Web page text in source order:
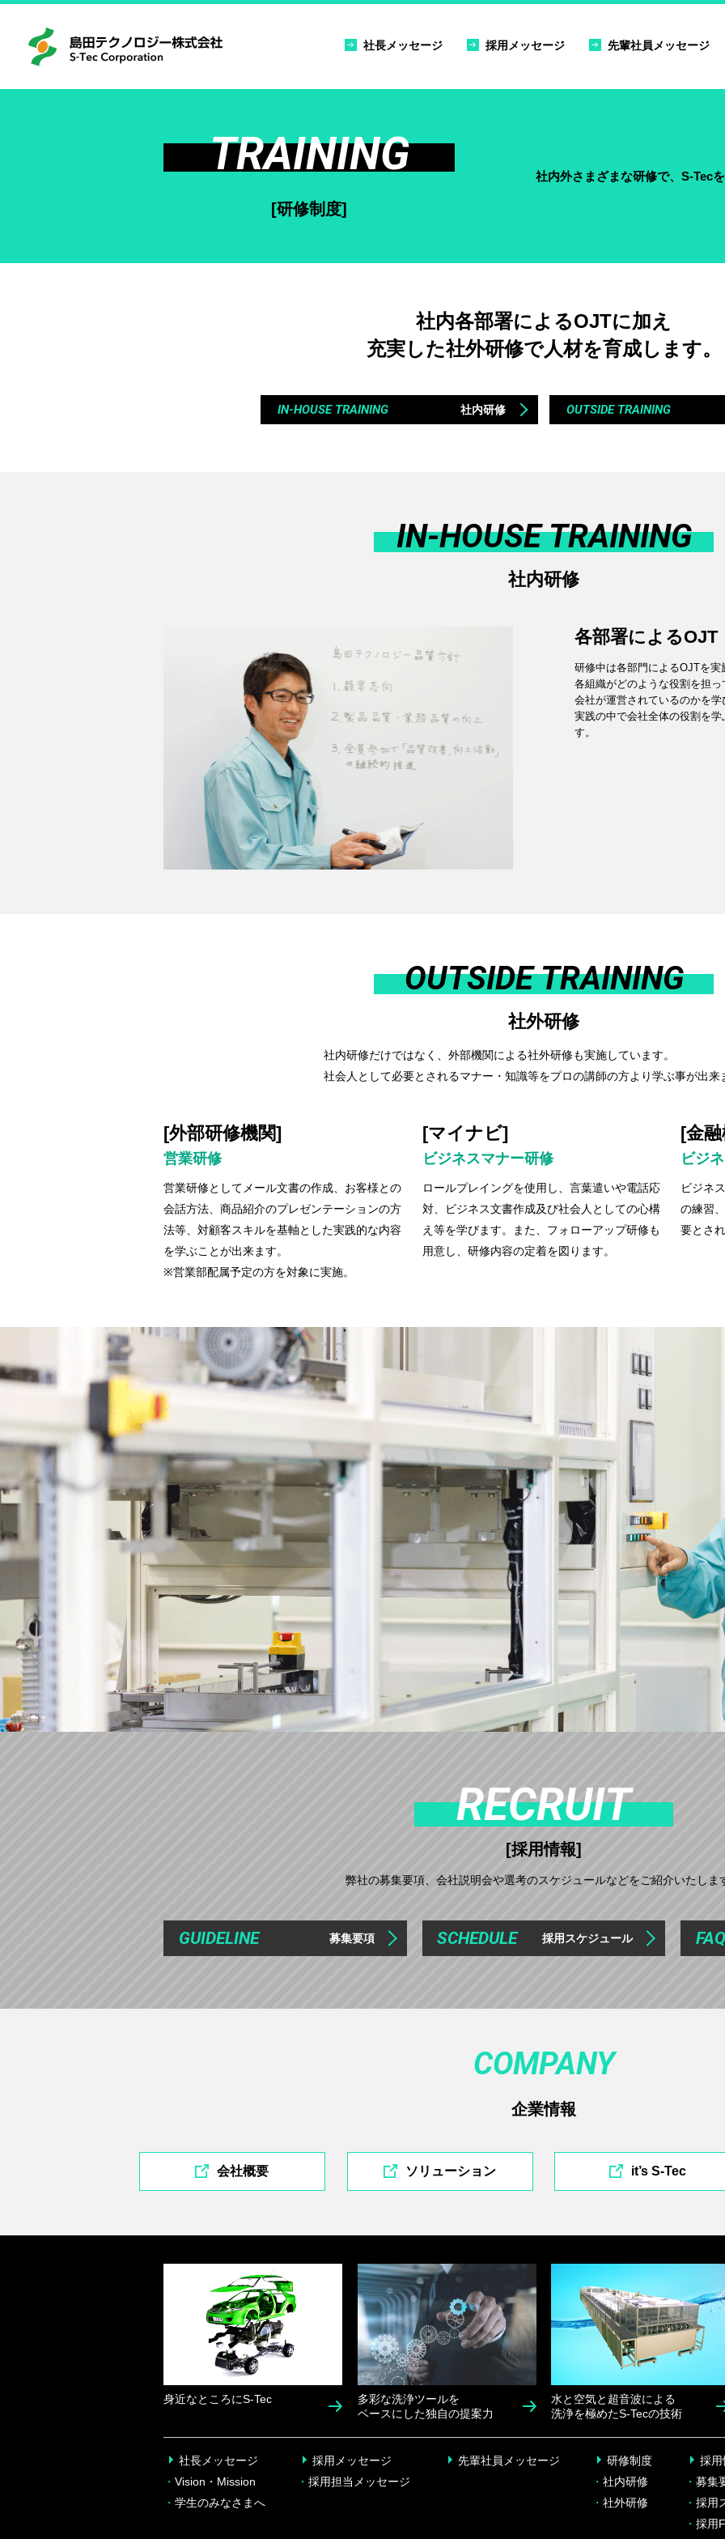
社長メッセージ 採用メッセージ 先輩社員メッセージ
TRAINING
[研修制度]
社内外さまざまな研修で、S-Tec
社内各部署によるOJTに加え
充実した社外研修で人材を育成します。
IN-HOUSE TRAINING 社内研修 OUTSIDE TRAINING
IN-HOUSE TRAINING
社内研修
各部署によるOJT
研修中は各部門によるOJTを実
各組織がどのような役割を担
会社が運営されているのかを学
実践の中で会社全体の役割を
す。
OUTSIDE TRAINING
社外研修
社内研修だけではなく、外部機関による社外研修も実施しています。
社会人として必要とされるマナー・知識等をプロの講師の方より学ぶ事が出来
[外部研修機関]
営業研修
営業研修としてメール文書の作成、お客様との
会話方法、商品紹介のプレゼンテーションの方
法等、対顧客スキルを基軸とした実践的な内容
を学ぶことが出来ます。
※営業部配属予定の方を対象に実施。
[マイナビ]
ビジネスマナー研修
ロールプレイングを使用し、言葉遣いや電話応
対、ビジネス文書作成及び社会人としての心構
え等を学びます。また、フォローアップ研修も
用意し、研修内容の定着を図ります。
[金
ビジ
ビジネ
の練習
要とさ
RECRUIT
[採用情報]
弊社の募集要項、会社説明会や選考のスケジュールなどをご紹介いたしま
GUIDELINE 募集要項 SCHEDULE 採用スケジュール FAQ
COMPANY
企業情報
会社概要 ソリューション it’s S-Tec
身近なところにS-Tec
多彩な洗浄ツールを
ベースにした独自の提案力
水と空気と超音波による
洗浄を極めたS-Tecの技術
社長メッセージ
・ Vision・Mission
・ 学生のみなさまへ
採用メッセージ
・採用担当メッセージ
先輩社員メッセージ
研修制度
・社内研修
・社外研修
採用
・ 募集
・ 採用
・ 採用